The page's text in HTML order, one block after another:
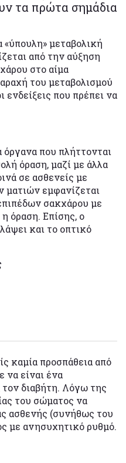
τα πρώτα σημάδια
«ύπουλη» μεταβολική
από την αύξηση
στο αίμα
του μεταβολισμού
ενδείξεις που πρέπει να
όργανα που πλήττονται
όραση, μαζί με άλλα
σε ασθενείς με
ματιών εμφανίζεται
σακχάρου με
όραση. Επίσης, ο
και το οπτικό
καμία προσπάθεια από
να είναι ένα
τον διαβήτη. Λόγω της
του σώματος να
ασθενής (συνήθως του
με ανησυχητικό ρυθμό.